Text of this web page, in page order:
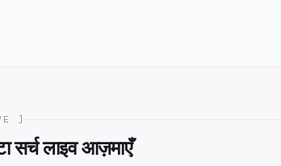
]
सर्च लाइव आज़माएँ